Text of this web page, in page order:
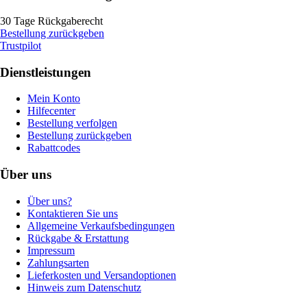
30 Tage Rückgaberecht
Bestellung zurückgeben
Trustpilot
Dienstleistungen
Mein Konto
Hilfecenter
Bestellung verfolgen
Bestellung zurückgeben
Rabattcodes
Über uns
Über uns?
Kontaktieren Sie uns
Allgemeine Verkaufsbedingungen
Rückgabe & Erstattung
Impressum
Zahlungsarten
Lieferkosten und Versandoptionen
Hinweis zum Datenschutz